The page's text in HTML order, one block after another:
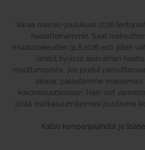
Varaa marras–joulukuun 2026
huolettomammin. Saat
muutosoikeuden 31.8.2026 asti, joten
lähdöt hyvissä ajoin ilman
muuttumisesta. Jos joudut
aikana, palautamme maksamasi
kokonaisuudessaan. Näin voit
pitää matkasuunnitelmasi joustavina
Katso kampanjalähdöt ja